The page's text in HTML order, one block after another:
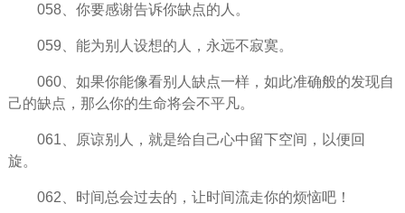
058、你要感谢告诉你缺点的人。
059、能为别人设想的人，永远不寂寞。
060、如果你能像看别人缺点一样，如此准确般的发现自
己的缺点，那么你的生命将会不平凡。
061、原谅别人，就是给自己心中留下空间，以便回
旋。
062、时间总会过去的，让时间流走你的烦恼吧！